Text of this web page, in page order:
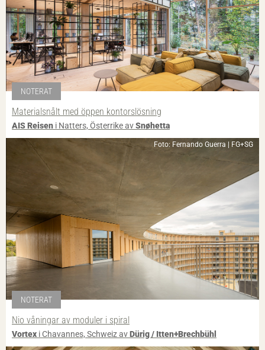
NOTERAT
Materialsnålt med öppen kontorslösning
AIS Reisen i Natters, Österrike avSnøhetta
Foto: Fernando Guerra | FG+SG
NOTERAT
Nio våningar av moduler i spiral
Vortex i Chavannes, Schweiz avDürig / Itten+Brechbühl